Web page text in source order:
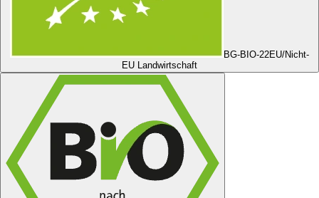
BG-BIO-22EU/Nicht-
EU Landwirtschaft